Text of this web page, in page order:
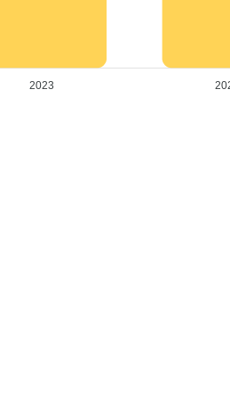
2023